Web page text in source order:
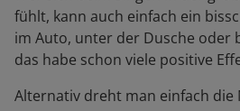
fühlt, kann auch einfach ein
im Auto, unter der Dusche oder
das habe schon viele positive
Alternativ dreht man einfach die